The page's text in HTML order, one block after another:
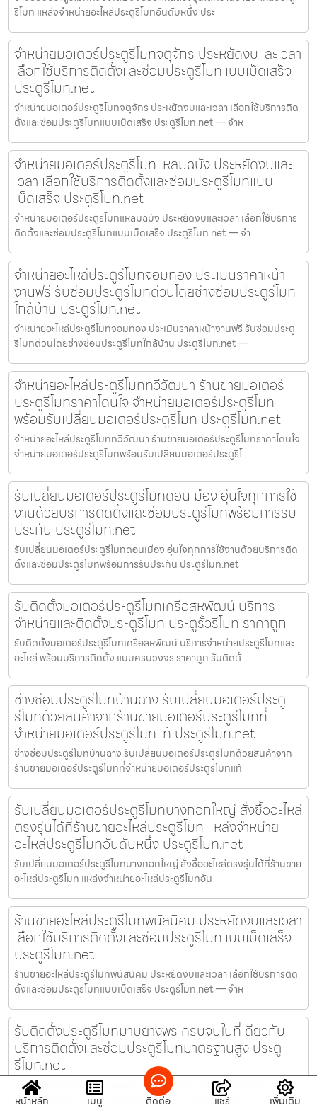
รีโมท แหล่งจำหน่ายอะไหล่ประตูรีโมทอันดับหนึ่ง ประ
จำหน่ายมอเตอร์ประตูรีโมทจตุจักร ประหยัดงบและเวลา
เลือกใช้บริการติดตั้งและซ่อมประตูรีโมทแบบเบ็ดเสร็จ
ประตูรีโมท.net
จำหน่ายมอเตอร์ประตูรีโมทจตุจักร ประหยัดงบและเวลา เลือกใช้บริการติด
ตั้งและซ่อมประตูรีโมทแบบเบ็ดเสร็จ ประตูรีโมท.net — จำห
จำหน่ายมอเตอร์ประตูรีโมทแหลมฉบัง ประหยัดงบและ
เวลา เลือกใช้บริการติดตั้งและซ่อมประตูรีโมทแบบ
เบ็ดเสร็จ ประตูรีโมท.net
จำหน่ายมอเตอร์ประตูรีโมทแหลมฉบัง ประหยัดงบและเวลา เลือกใช้บริการ
ติดตั้งและซ่อมประตูรีโมทแบบเบ็ดเสร็จ ประตูรีโมท.net — จำ
จำหน่ายอะไหล่ประตูรีโมทจอมทอง ประเมินราคาหน้า
งานฟรี รับซ่อมประตูรีโมทด่วนโดยช่างซ่อมประตูรีโมท
ใกล้บ้าน ประตูรีโมท.net
จำหน่ายอะไหล่ประตูรีโมทจอมทอง ประเมินราคาหน้างานฟรี รับซ่อมประตู
รีโมทด่วนโดยช่างซ่อมประตูรีโมทใกล้บ้าน ประตูรีโมท.net —
จำหน่ายอะไหล่ประตูรีโมททวีวัฒนา ร้านขายมอเตอร์
ประตูรีโมทราคาโดนใจ จำหน่ายมอเตอร์ประตูรีโมท
พร้อมรับเปลี่ยนมอเตอร์ประตูรีโมท ประตูรีโมท.net
จำหน่ายอะไหล่ประตูรีโมททวีวัฒนา ร้านขายมอเตอร์ประตูรีโมทราคาโดนใจ
จำหน่ายมอเตอร์ประตูรีโมทพร้อมรับเปลี่ยนมอเตอร์ประตูรีโ
รับเปลี่ยนมอเตอร์ประตูรีโมทดอนเมือง อุ่นใจทุกการใช้
งานด้วยบริการติดตั้งและซ่อมประตูรีโมทพร้อมการรับ
ประกัน ประตูรีโมท.net
รับเปลี่ยนมอเตอร์ประตูรีโมทดอนเมือง อุ่นใจทุกการใช้งานด้วยบริการติด
ตั้งและซ่อมประตูรีโมทพร้อมการรับประกัน ประตูรีโมท.net
รับติดตั้งมอเตอร์ประตูรีโมทเครือสหพัฒน์ บริการ
จำหน่ายและติดตั้งประตูรีโมท ประตูรั้วรีโมท ราคาถูก
รับติดตั้งมอเตอร์ประตูรีโมทเครือสหพัฒน์ บริการจำหน่ายประตูรีโมทและ
อะไหล่ พร้อมบริการติดตั้ง แบบครบวงจร ราคาถูก รับติดตั้
ช่างซ่อมประตูรีโมทบ้านฉาง รับเปลี่ยนมอเตอร์ประตู
รีโมทด้วยสินค้าจากร้านขายมอเตอร์ประตูรีโมทที่
จำหน่ายมอเตอร์ประตูรีโมทแท้ ประตูรีโมท.net
ช่างซ่อมประตูรีโมทบ้านฉาง รับเปลี่ยนมอเตอร์ประตูรีโมทด้วยสินค้าจาก
ร้านขายมอเตอร์ประตูรีโมทที่จำหน่ายมอเตอร์ประตูรีโมทแท้
รับเปลี่ยนมอเตอร์ประตูรีโมทบางกอกใหญ่ สั่งซื้ออะไหล่
ตรงรุ่นได้ที่ร้านขายอะไหล่ประตูรีโมท แหล่งจำหน่าย
อะไหล่ประตูรีโมทอันดับหนึ่ง ประตูรีโมท.net
รับเปลี่ยนมอเตอร์ประตูรีโมทบางกอกใหญ่ สั่งซื้ออะไหล่ตรงรุ่นได้ที่ร้านขาย
อะไหล่ประตูรีโมท แหล่งจำหน่ายอะไหล่ประตูรีโมทอัน
ร้านขายอะไหล่ประตูรีโมทพนัสนิคม ประหยัดงบและเวลา
เลือกใช้บริการติดตั้งและซ่อมประตูรีโมทแบบเบ็ดเสร็จ
ประตูรีโมท.net
ร้านขายอะไหล่ประตูรีโมทพนัสนิคม ประหยัดงบและเวลา เลือกใช้บริการติด
ตั้งและซ่อมประตูรีโมทแบบเบ็ดเสร็จ ประตูรีโมท.net — จำห
รับติดตั้งประตูรีโมทมาบยางพร ครบจบในที่เดียวกับ
บริการติดตั้งและซ่อมประตูรีโมทมาตรฐานสูง ประตู
รีโมท.net
รับติดตั้งประตูรีโมทมาบยางพร ครบจบในที่เดียวกับบริการติดตั้งและซ่อม
ประตูรีโมทมาตรฐานสูง ประตูรีโมท.net — จำหน่ายประตูรีโ
หน้าหลัก เมนู ติดต่อ แชร์ เพิ่มเติม